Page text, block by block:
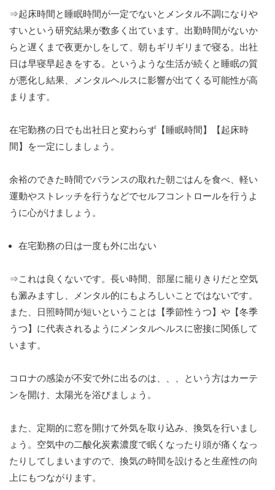
⇒起床時間と睡眠時間が一定でないとメンタル不調になりや
すいという研究結果が数多く出ています。出勤時間がないか
らと遅くまで夜更かしをして、朝もギリギリまで寝る。出社
日は早寝早起きをする。というような生活が続くと睡眠の質
が悪化し結果、メンタルヘルスに影響が出てくる可能性が高
まります。
在宅勤務の日でも出社日と変わらず【睡眠時間】【起床時
間】を一定にしましょう。
余裕のできた時間でバランスの取れた朝ごはんを食べ、軽い
運動やストレッチを行うなどでセルフコントロールを行うよ
うに心がけましょう。
在宅勤務の日は一度も外に出ない
⇒これは良くないです。長い時間、部屋に籠りきりだと空気
も澱みますし、メンタル的にもよろしいことではないです。
また、日照時間が短いということは【季節性うつ】や【冬季
うつ】に代表されるようにメンタルヘルスに密接に関係して
います。
コロナの感染が不安で外に出るのは、、、という方はカーテ
ンを開け、太陽光を浴びましょう。
また、定期的に窓を開けて外気を取り込み、換気を行いまし
ょう。空気中の二酸化炭素濃度で眠くなったり頭が痛くなっ
たりしてしまいますので、換気の時間を設けると生産性の向
上にもつながります。